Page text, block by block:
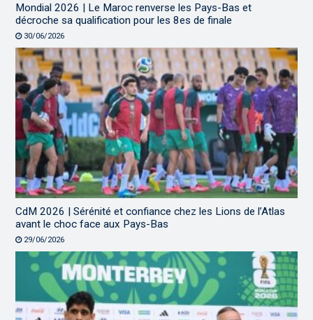
Mondial 2026 | Le Maroc renverse les Pays-Bas et
décroche sa qualification pour les 8es de finale
30/06/2026
CdM 2026 | Sérénité et confiance chez les Lions de l’Atlas
avant le choc face aux Pays-Bas
29/06/2026